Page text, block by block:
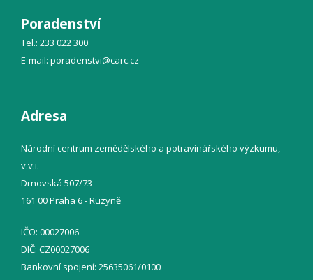
Poradenství
Tel.: 233 022 300
E-mail: poradenstvi@carc.cz
Adresa
Národní centrum zemědělského a potravinářského výzkumu,
v.v.i.
Drnovská 507/73
161 00 Praha 6 - Ruzyně
IČO: 00027006
DIČ: CZ00027006
Bankovní spojení: 25635061/0100